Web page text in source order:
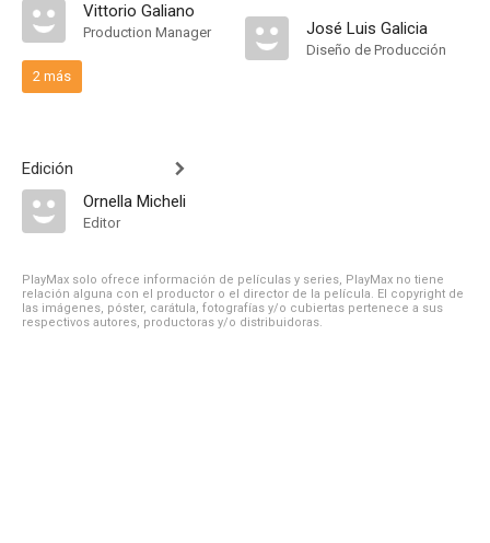
Vittorio Galiano
Production Manager
2 más
Edición
Ornella Micheli
Editor
José Luis Galicia
Diseño de Producción
PlayMax solo ofrece información de películas y series, PlayMax no tiene
relación alguna con el productor o el director de la película. El copyright de
las imágenes, póster, carátula, fotografías y/o cubiertas pertenece a sus
respectivos autores, productoras y/o distribuidoras.